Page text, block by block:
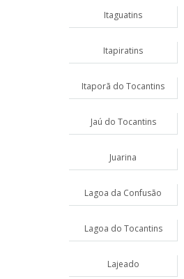
Itaguatins
Itapiratins
Itaporã do Tocantins
Jaú do Tocantins
Juarina
Lagoa da Confusão
Lagoa do Tocantins
Lajeado